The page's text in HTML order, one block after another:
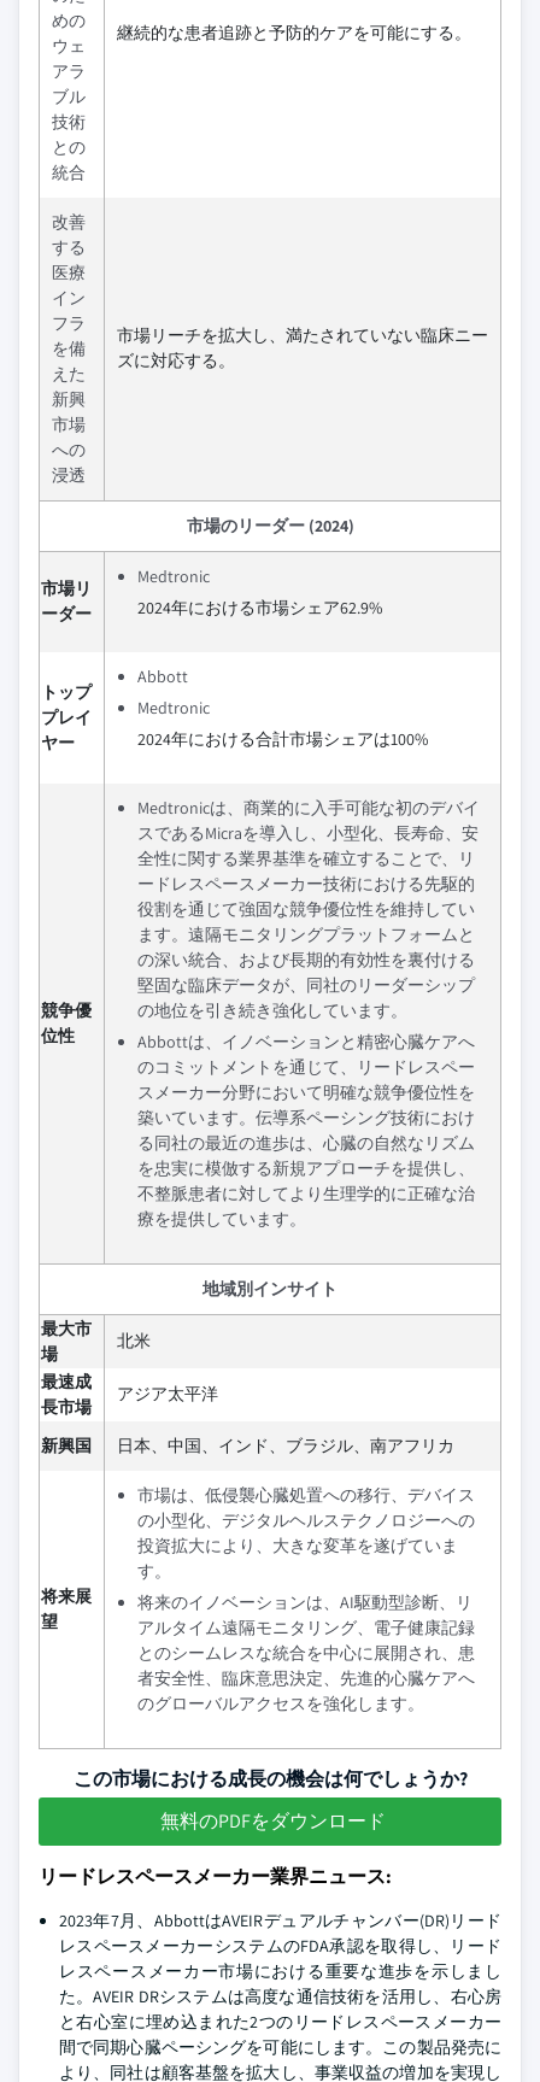
めの
ウェ
アラ
ブル
技術
との
統合
継続的な患者追跡と予防的ケアを可能にする。
改善
する
医療
イン
フラ
を備
えた
新興
市場
への
浸透
市場リーチを拡大し、満たされていない臨床ニー
ズに対応する。
市場のリーダー (2024)
市場リ
ーダー
Medtronic
2024年における市場シェア62.9%
トップ
プレイ
ヤー
Abbott
Medtronic
2024年における合計市場シェアは100%
競争優
位性
Medtronicは、商業的に入手可能な初のデバイ
スであるMicraを導入し、小型化、長寿命、安
全性に関する業界基準を確立することで、リ
ードレスペースメーカー技術における先駆的
役割を通じて強固な競争優位性を維持してい
ます。遠隔モニタリングプラットフォームと
の深い統合、および長期的有効性を裏付ける
堅固な臨床データが、同社のリーダーシップ
の地位を引き続き強化しています。
Abbottは、イノベーションと精密心臓ケアへ
のコミットメントを通じて、リードレスペー
スメーカー分野において明確な競争優位性を
築いています。伝導系ペーシング技術におけ
る同社の最近の進歩は、心臓の自然なリズム
を忠実に模倣する新規アプローチを提供し、
不整脈患者に対してより生理学的に正確な治
療を提供しています。
地域別インサイト
最大市
場
北米
最速成
長市場
アジア太平洋
新興国 日本、中国、インド、ブラジル、南アフリカ
将来展
望
市場は、低侵襲心臓処置への移行、デバイス
の小型化、デジタルヘルステクノロジーへの
投資拡大により、大きな変革を遂げていま
す。
将来のイノベーションは、AI駆動型診断、リ
アルタイム遠隔モニタリング、電子健康記録
とのシームレスな統合を中心に展開され、患
者安全性、臨床意思決定、先進的心臓ケアへ
のグローバルアクセスを強化します。
この市場における成長の機会は何でしょうか?
無料のPDFをダウンロード
リードレスペースメーカー業界ニュース:
2023年7月、AbbottはAVEIRデュアルチャンバー(DR)リード
レスペースメーカーシステムのFDA承認を取得し、リード
レスペースメーカー市場における重要な進歩を示しまし
た。AVEIR DRシステムは高度な通信技術を活用し、右心房
と右心室に埋め込まれた2つのリードレスペースメーカー
間で同期心臓ペーシングを可能にします。この製品発売に
より、同社は顧客基盤を拡大し、事業収益の増加を実現し